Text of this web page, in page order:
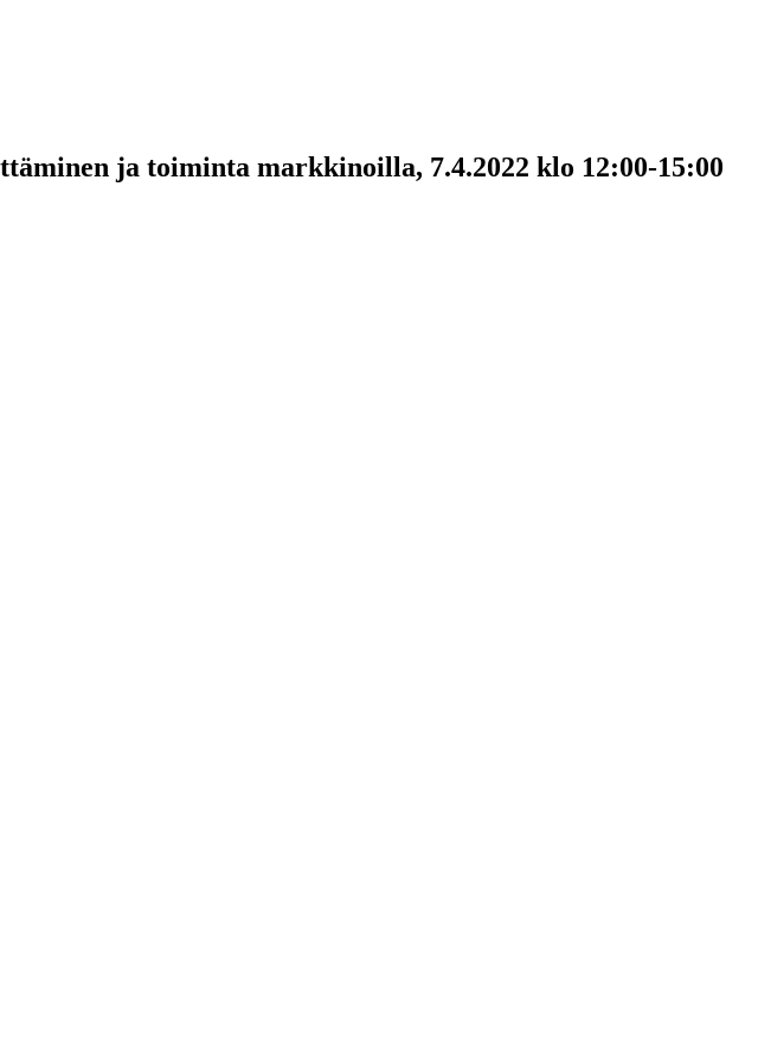
ja toiminta markkinoilla, 7.4.2022 klo 12:00-15:00